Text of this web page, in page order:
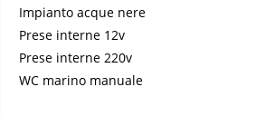
Impianto acque nere
Prese interne 12v
Prese interne 220v
WC marino manuale